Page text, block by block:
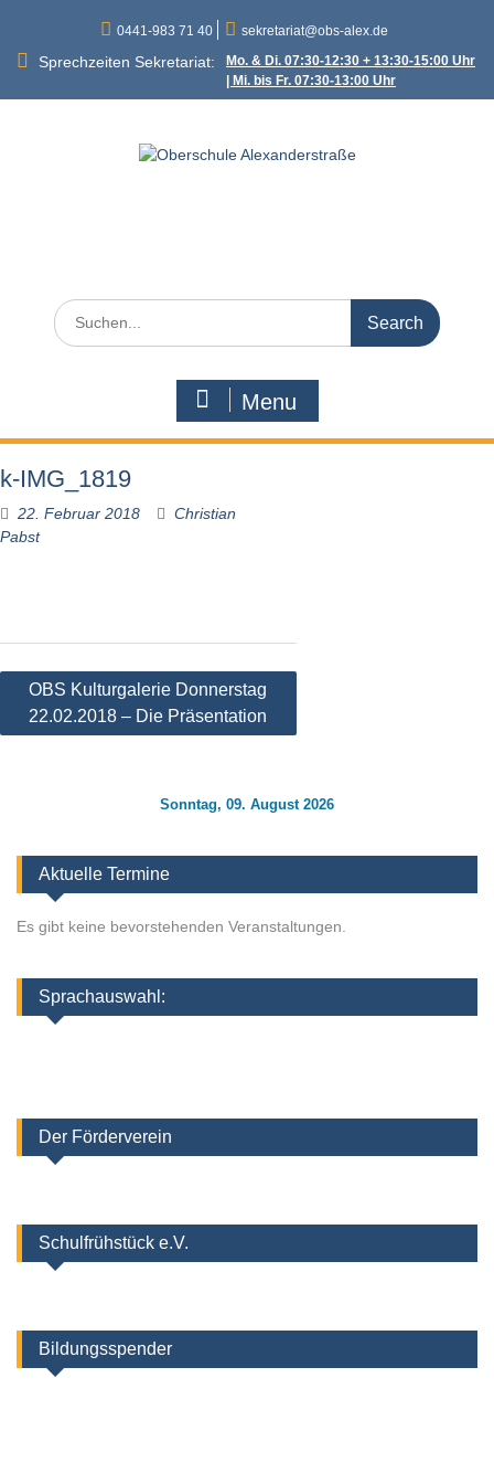
content
0441-983 71 40 sekretariat@obs-alex.de
Sprechzeiten Sekretariat:
Mo. & Di. 07:30-12:30 + 13:30-15:00 Uhr
| Mi. bis Fr. 07:30-13:00 Uhr
Search
for:
Menu
k-IMG_1819
22. Februar 2018
Christian
Pabst
Beitragsnavigation
OBS Kulturgalerie Donnerstag
22.02.2018 – Die Präsentation
Sonntag, 09. August 2026
Aktuelle Termine
Es gibt keine bevorstehenden Veranstaltungen.
Sprachauswahl:
Der Förderverein
Schulfrühstück e.V.
Bildungsspender